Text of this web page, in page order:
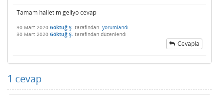
Tamam halletim geliyo cevap
30 Mart 2020 Göktuğ Ş. tarafından yorumlandı
30 Mart 2020 Göktuğ Ş. tarafından düzenlendi
Cevapla
1 cevap